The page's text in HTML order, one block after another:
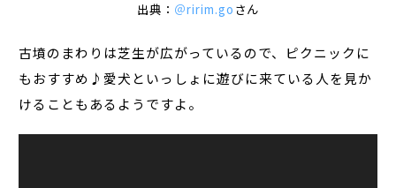
出典： ＠ririm.go さん
古墳のまわりは芝生が広がっているので、ピクニックに
もおすすめ♪愛犬といっしょに遊びに来ている人を見か
けることもあるようですよ。